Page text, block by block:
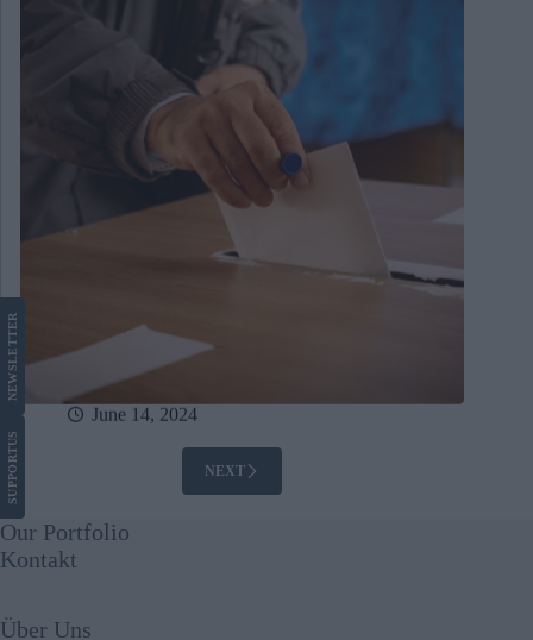
June 14, 2024
NEXT
SUPPORT
US
NEWS
LETTER
Our Portfolio
Kontakt
Über Uns